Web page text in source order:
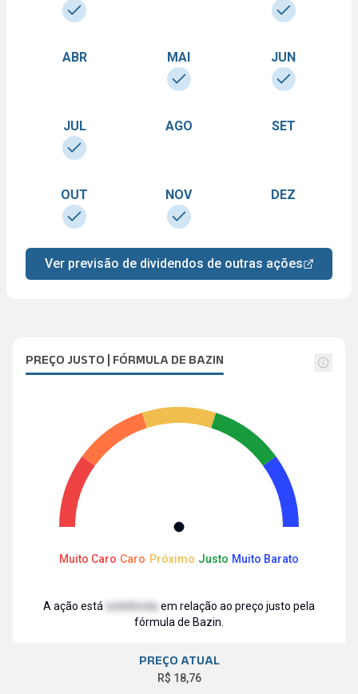
ABR MAI JUN
JUL AGO SET
OUT NOV DEZ
Ver previsão de dividendos de outras ações
PREÇO JUSTO | FÓRMULA DE BAZIN
Muito Caro Caro Próximo Justo Muito Barato
A ação está indefinida em relação ao preço justo pela
fórmula de Bazin.
PREÇO ATUAL
R$ 18,76